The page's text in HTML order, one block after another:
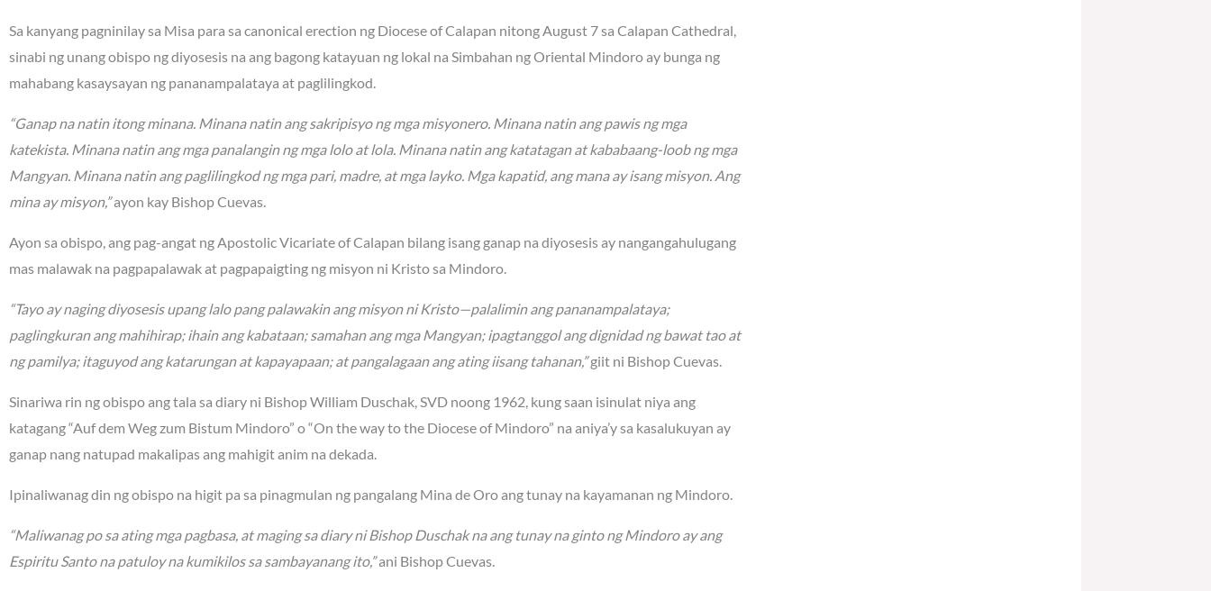
Sa kanyang pagninilay sa Misa para sa canonical erection ng Diocese of Calapan nitong August 7 sa Calapan Cathedral,
sinabi ng unang obispo ng diyosesis na ang bagong katayuan ng lokal na Simbahan ng Oriental Mindoro ay bunga ng
mahabang kasaysayan ng pananampalataya at paglilingkod.
“Ganap na natin itong minana. Minana natin ang sakripisyo ng mga misyonero. Minana natin ang pawis ng mga
katekista. Minana natin ang mga panalangin ng mga lolo at lola. Minana natin ang katatagan at kababaang-loob ng mga
Mangyan. Minana natin ang paglilingkod ng mga pari, madre, at mga layko. Mga kapatid, ang mana ay isang misyon. Ang
mina ay misyon,”ayon kay Bishop Cuevas.
Ayon sa obispo, ang pag-angat ng Apostolic Vicariate of Calapan bilang isang ganap na diyosesis ay nangangahulugang
mas malawak na pagpapalawak at pagpapaigting ng misyon ni Kristo sa Mindoro.
“Tayo ay naging diyosesis upang lalo pang palawakin ang misyon ni Kristo—palalimin ang pananampalataya;
paglingkuran ang mahihirap; ihain ang kabataan; samahan ang mga Mangyan; ipagtanggol ang dignidad ng bawat tao at
ng pamilya; itaguyod ang katarungan at kapayapaan; at pangalagaan ang ating iisang tahanan,”giit ni Bishop Cuevas.
Sinariwa rin ng obispo ang tala sa diary ni Bishop William Duschak, SVD noong 1962, kung saan isinulat niya ang
katagang “Auf dem Weg zum Bistum Mindoro” o “On the way to the Diocese of Mindoro” na aniya’y sa kasalukuyan ay
ganap nang natupad makalipas ang mahigit anim na dekada.
Ipinaliwanag din ng obispo na higit pa sa pinagmulan ng pangalang Mina de Oro ang tunay na kayamanan ng Mindoro.
“Maliwanag po sa ating mga pagbasa, at maging sa diary ni Bishop Duschak na ang tunay na ginto ng Mindoro ay ang
Espiritu Santo na patuloy na kumikilos sa sambayanang ito,”ani Bishop Cuevas.